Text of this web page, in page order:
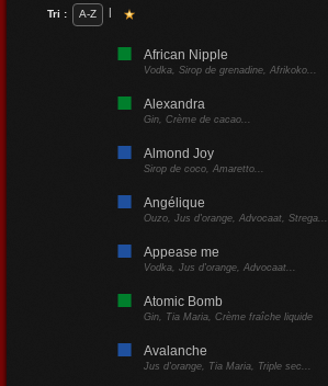
|
A-Z
Tri :
African Nipple
Vodka, Sirop de grenadine, Afrikoko...
Alexandra
Gin, Crème de cacao...
Almond Joy
Sirop de coco, Amaretto...
Angélique
Ouzo, Jus d'orange, Advocaat, Strega...
Appease me
Vodka, Jus d'orange, Advocaat...
Atomic Bomb
Gin, Tia Maria, Crème fraîche liquide
Avalanche
Jus d'orange, Tia Maria, Triple sec...